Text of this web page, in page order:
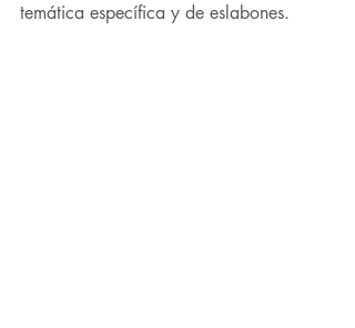
temática específica y de eslabones.